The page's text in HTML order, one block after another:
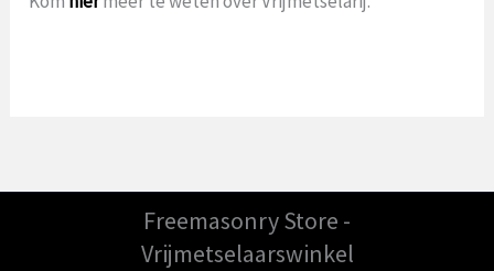
Freemasonry Store -
Vrijmetselaarswinkel